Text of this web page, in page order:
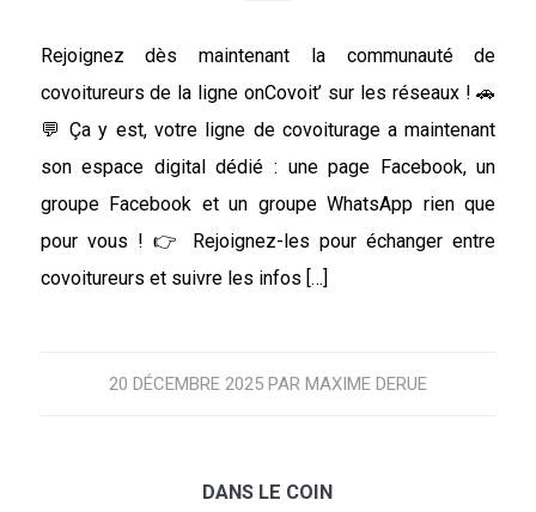
Rejoignez dès maintenant la communauté de
covoitureurs de la ligne onCovoit’ sur les réseaux ! 🚗
💬 Ça y est, votre ligne de covoiturage a maintenant
son espace digital dédié : une page Facebook, un
groupe Facebook et un groupe WhatsApp rien que
pour vous ! 👉 Rejoignez-les pour échanger entre
covoitureurs et suivre les infos […]
20 DÉCEMBRE 2025 PAR MAXIME DERUE
DANS LE COIN